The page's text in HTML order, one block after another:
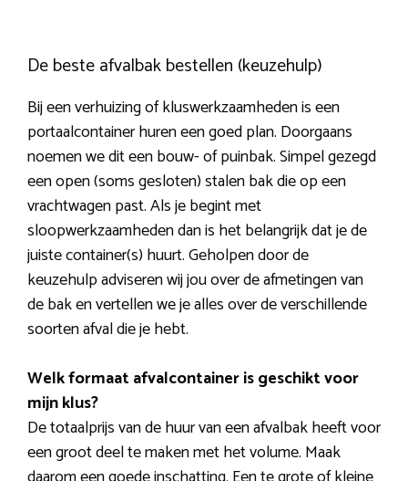
De beste afvalbak bestellen (keuzehulp)
Bij een verhuizing of kluswerkzaamheden is een
portaalcontainer huren een goed plan. Doorgaans
noemen we dit een bouw- of puinbak. Simpel gezegd
een open (soms gesloten) stalen bak die op een
vrachtwagen past. Als je begint met
sloopwerkzaamheden dan is het belangrijk dat je de
juiste container(s) huurt. Geholpen door de
keuzehulp adviseren wij jou over de afmetingen van
de bak en vertellen we je alles over de verschillende
soorten afval die je hebt.
Welk formaat afvalcontainer is geschikt voor
mijn klus?
De totaalprijs van de huur van een afvalbak heeft voor
een groot deel te maken met het volume. Maak